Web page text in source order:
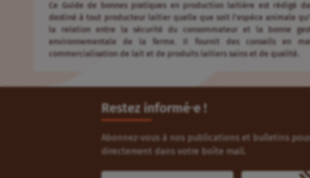
Ce Guide de bonnes pratiques en production laitière est rédigé
destiné à tout producteur laitier quelle que soit l’espèce animale
la relation entre la sécurité du consommateur et la bonne
environnementale de la ferme. Il fournit des conseils en
commercialisation de lait et de produits laitiers sains et de qualité.
Restez informé⸱e !
Abonnez-vous à nos publications et bulletins
directement dans votre boîte mail.